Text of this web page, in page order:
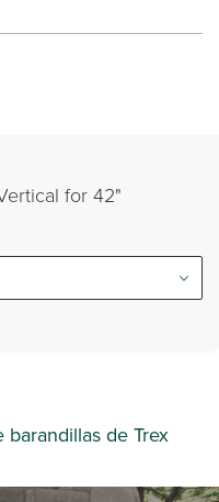
for 42"
de Trex